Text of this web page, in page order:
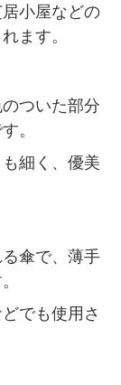
小屋などの
ます。
ついた部分
。
細く、優美
傘で、薄手
でも使用さ